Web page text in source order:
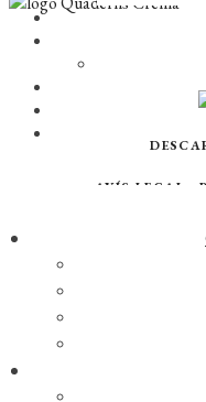
© 2026
AVÍS LEGAL ·
WEB